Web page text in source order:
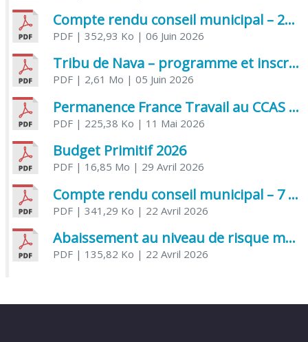
Compte rendu conseil municipal – 21 avril 2026
PDF| 352,93 Ko | 06 Juin 2026
Tribu de Nava – programme et inscriptions été 2026
PDF| 2,61 Mo | 05 Juin 2026
Permanence France Travail au CCAS de Saujon Juin 2026
PDF| 225,38 Ko | 11 Mai 2026
Budget Primitif 2026
PDF| 16,85 Mo | 29 Avril 2026
Compte rendu conseil municipal – 7 avril 2026
PDF| 341,29 Ko | 22 Avril 2026
Abaissement au niveau de risque modéré de l’Influenza aviaire
PDF| 135,82 Ko | 22 Avril 2026